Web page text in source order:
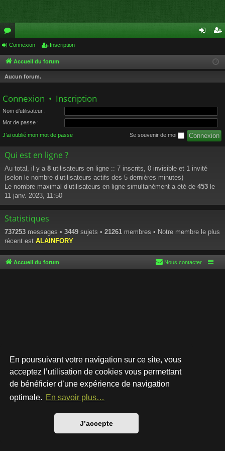
En poursuivant votre navigation sur ce site, vous
acceptez l’utilisation de cookies vous permettant
de bénéficier d’une expérience de navigation
optimale. En savoir plus…
J’accepte
or
u
m
cri
Connexion Inscription
Accueil du forum
Aucun forum.
Connexion • Inscription
Nom d’utilisateur :
Mot de passe :
J’ai oublié mon mot de passe Se souvenir de moi
Qui est en ligne ?
Au total, il y a 8 utilisateurs en ligne :: 7 inscrits, 0 invisible et 1 invité
(selon le nombre d’utilisateurs actifs des 5 dernières minutes)
Le nombre maximal d’utilisateurs en ligne simultanément a été de 453 le
11 janv. 2023, 11:50
Statistiques
737253 messages • 3449 sujets • 21261 membres • Notre membre le plus
récent est ALAINFORY
Accueil du forum Nous contacter
Développé parphpBB® Forum Software © phpBB Limited
Style par
Traduction française officielle